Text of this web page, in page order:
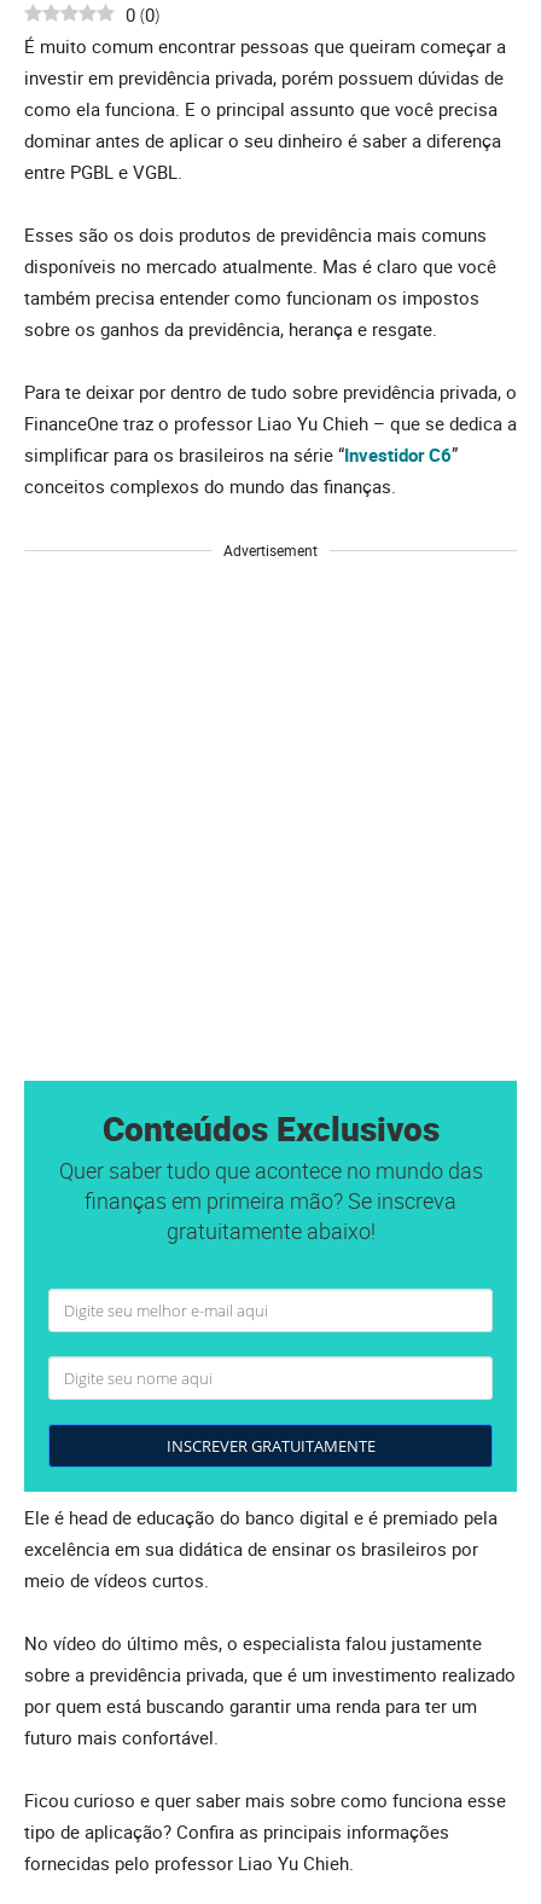
0 (0)
É muito comum encontrar pessoas que queiram começar a
investir em previdência privada, porém possuem dúvidas de
como ela funciona. E o principal assunto que você precisa
dominar antes de aplicar o seu dinheiro é saber a diferença
entre PGBL e VGBL.
Esses são os dois produtos de previdência mais comuns
disponíveis no mercado atualmente. Mas é claro que você
também precisa entender como funcionam os impostos
sobre os ganhos da previdência, herança e resgate.
Para te deixar por dentro de tudo sobre previdência privada, o
FinanceOne traz o professor Liao Yu Chieh – que se dedica a
simplificar para os brasileiros na série “Investidor C6”
conceitos complexos do mundo das finanças.
Advertisement
Conteúdos Exclusivos
Quer saber tudo que acontece no mundo das
finanças em primeira mão? Se inscreva
gratuitamente abaixo!
INSCREVER GRATUITAMENTE
Ele é head de educação do banco digital e é premiado pela
excelência em sua didática de ensinar os brasileiros por
meio de vídeos curtos.
No vídeo do último mês, o especialista falou justamente
sobre a previdência privada, que é um investimento realizado
por quem está buscando garantir uma renda para ter um
futuro mais confortável.
Ficou curioso e quer saber mais sobre como funciona esse
tipo de aplicação? Confira as principais informações
fornecidas pelo professor Liao Yu Chieh.